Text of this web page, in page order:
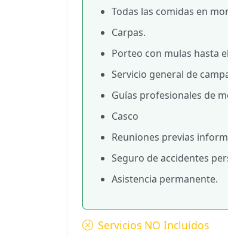
Todas las comidas en
Carpas.
Porteo con mulas hasta
Servicio general de
Guías profesionales de
Casco
Reuniones previas
Seguro de accidentes
Asistencia permanente.
Servicios NO Incluidos